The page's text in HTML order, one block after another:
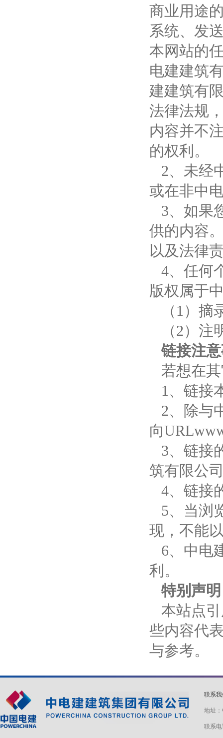
商业用途
系统、发
本网站的
电建建筑
建建筑有
法律法规
内容并不
的权利。
2、未经
或在非中
3、如果
供的内容
以及法律
4、任何
版权属于
（1）
（2）
链接注
若想在
1、链接
2、除与
向
3、链接
筑有限公
4、链接
5、当浏
现，不能
6、中电
利。
特别声明
本站点
些内容代
与参考。
联系
地址
联系电